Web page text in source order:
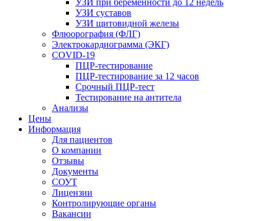
УЗИ при беременности до 12 недель
УЗИ суставов
УЗИ щитовидной железы
Флюорография (ФЛГ)
Электрокардиограмма (ЭКГ)
COVID-19
ПЦР-тестирование
ПЦР-тестирование за 12 часов
Срочный ПЦР-тест
Тестирование на антитела
Анализы
Цены
Информация
Для пациентов
О компании
Отзывы
Документы
СОУТ
Лицензии
Контролирующие органы
Вакансии